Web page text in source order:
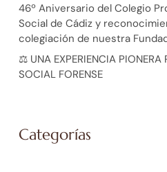
46º Aniversario del Colegio
Social de Cádiz y
colegiación de nuestra
⚖️ UNA EXPERIENCIA PIONERA
SOCIAL FORENSE
Categorías